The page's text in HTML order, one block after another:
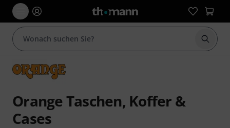
Suche
Orange Taschen, Koffer &
Cases